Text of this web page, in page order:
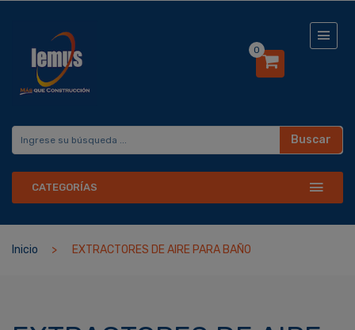
0
Buscar
CATEGORÍAS
Inicio EXTRACTORES DE AIRE PARA BAÑO